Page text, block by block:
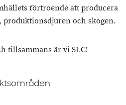
förtroende att producera
produktionsdjuren och skogen.
tillsammans är vi SLC!